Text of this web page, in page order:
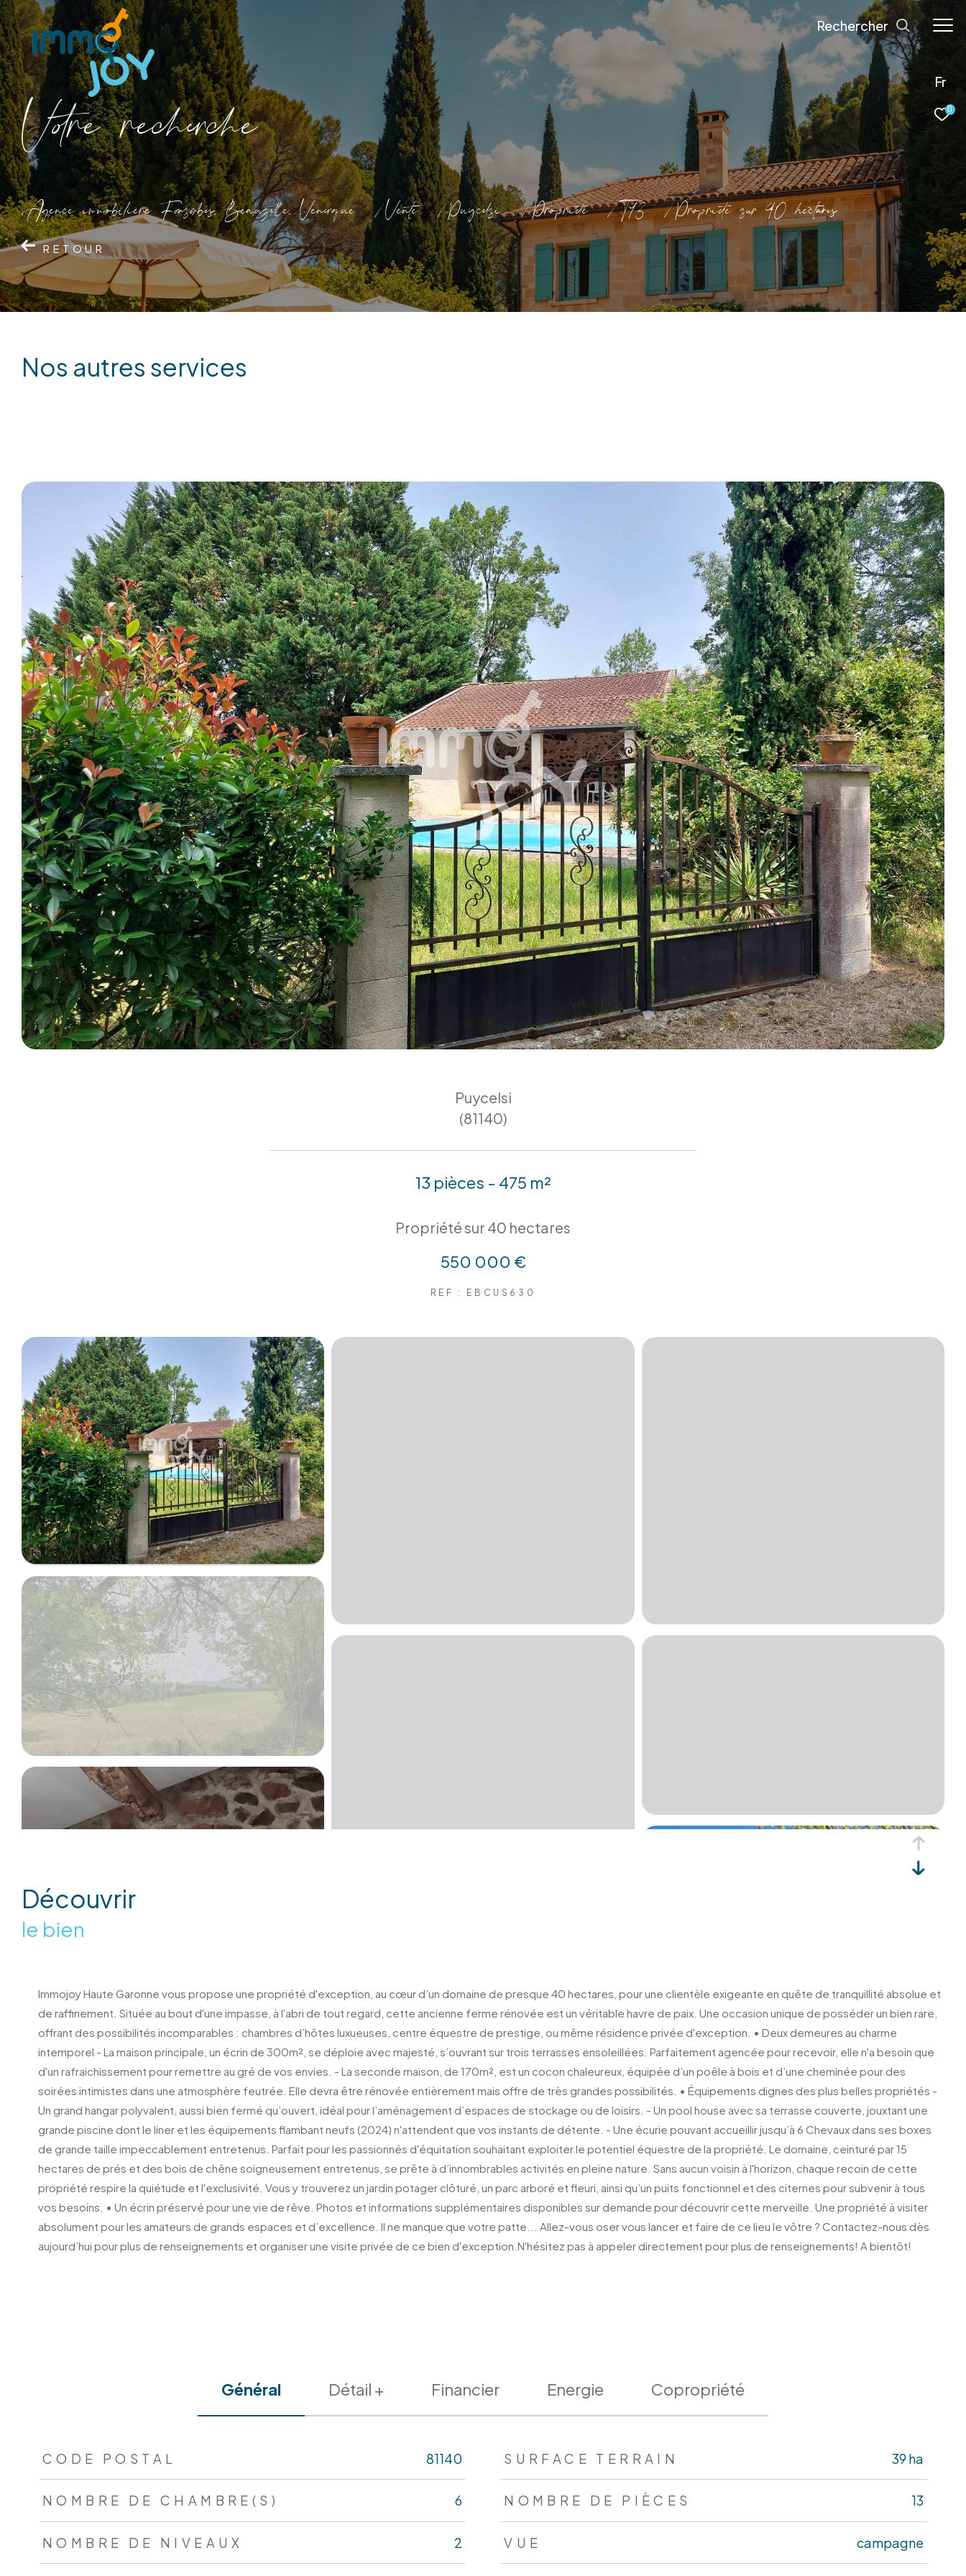
Fr
0
Rechercher
Vore recece
Agence immobilière Fonsorbes, Beauzelle, Venerque Vente Puycelsi Propriete T13 Propriete sur 40 hectares
RETOUR
nos autres services
Puycelsi
(81140)
13 pièces - 475 m²
Propriété sur 40 hectares
550 000 €
REF : EBCUS630
découvrir
le bien
Immojoy Haute Garonne vous propose une propriété d'exception, au cœur d’un domaine de presque 40 hectares, pour une clientèle exigeante en quête de tranquillité absolue et
de raffinement. Située au bout d'une impasse, à l'abri de tout regard, cette ancienne ferme rénovée est un véritable havre de paix. Une occasion unique de posséder un bien rare,
offrant des possibilités incomparables : chambres d’hôtes luxueuses, centre équestre de prestige, ou même résidence privée d'exception. • Deux demeures au charme
intemporel - La maison principale, un écrin de 300m², se déploie avec majesté, s’ouvrant sur trois terrasses ensoleillées. Parfaitement agencée pour recevoir, elle n'a besoin que
d'un rafraichissement pour remettre au gré de vos envies. - La seconde maison, de 170m², est un cocon chaleureux, équipée d’un poêle à bois et d’une cheminée pour des
soirées intimistes dans une atmosphère feutrée. Elle devra être rénovée entièrement mais offre de très grandes possibilités. • Équipements dignes des plus belles propriétés -
Un grand hangar polyvalent, aussi bien fermé qu’ouvert, idéal pour l’aménagement d’espaces de stockage ou de loisirs. - Un pool house avec sa terrasse couverte, jouxtant une
grande piscine dont le liner et les équipements flambant neufs (2024) n'attendent que vos instants de détente. - Une écurie pouvant accueillir jusqu’à 6 Chevaux dans ses boxes
de grande taille impeccablement entretenus. Parfait pour les passionnés d'équitation souhaitant exploiter le potentiel équestre de la propriété. Le domaine, ceinturé par 15
hectares de prés et des bois de chêne soigneusement entretenus, se prête à d’innombrables activités en pleine nature. Sans aucun voisin à l'horizon, chaque recoin de cette
propriété respire la quiétude et l'exclusivité. Vous y trouverez un jardin potager clôturé, un parc arboré et fleuri, ainsi qu’un puits fonctionnel et des citernes pour subvenir à tous
vos besoins. • Un écrin préservé pour une vie de rêve. Photos et informations supplémentaires disponibles sur demande pour découvrir cette merveille. Une propriété à visiter
absolument pour les amateurs de grands espaces et d’excellence. Il ne manque que votre patte... Allez-vous oser vous lancer et faire de ce lieu le vôtre ? Contactez-nous dès
aujourd’hui pour plus de renseignements et organiser une visite privée de ce bien d'exception.N'hésitez pas à appeler directement pour plus de renseignements! A bientôt!
Général Détail + Financier Energie Copropriété
TRAD_ZEPHYR_Caracteristique
CODE POSTAL 81140 SURFACE TERRAIN 39 ha
NOMBRE DE CHAMBRE(S) 6 NOMBRE DE PIÈCES 13
NOMBRE DE NIVEAUX 2 VUE campagne